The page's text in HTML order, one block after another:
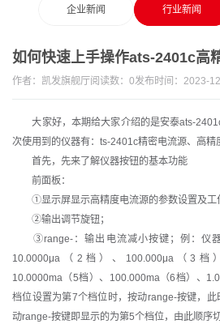
企业新闻 行业新闻
如何快速上手操作ats-2401c高
作者： 凯发旗舰厅阅读数： 0发布时间：2023-
大家好，本期给大家介绍的是安泰ats-
次使用到的仪器有：ts-2401c精密电流源、高精
首先，先来了解仪器按钮的基本功能
前面板：
①显示屏显示高精度电流源的参数设置及工
②输出调节旋钮；
③range-：输出电流减小按键；例：仪器
10.0000μa（2档）、100.000μa（3档
10.0000ma（5档）、100.000ma（6档）、
档位设置为第7个档位时，按动range-按键，
动range-按键即显示的为第5个档位，由此顺序